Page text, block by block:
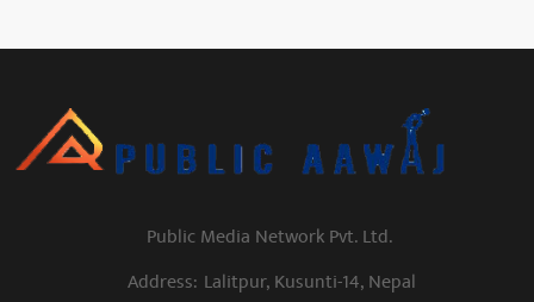
Public Media Network Pvt. Ltd.
Address: Lalitpur, Kusunti-14, Nepal